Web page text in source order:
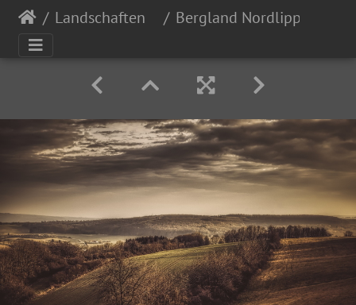
Landschaften Bergland Nordlippe